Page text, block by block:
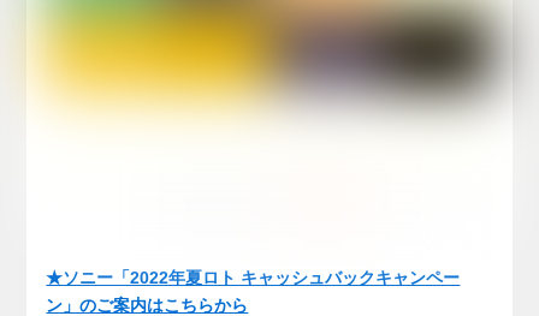
★ソニー「2022年夏ロト キャッシュバックキャンペー
ン」のご案内はこちらから